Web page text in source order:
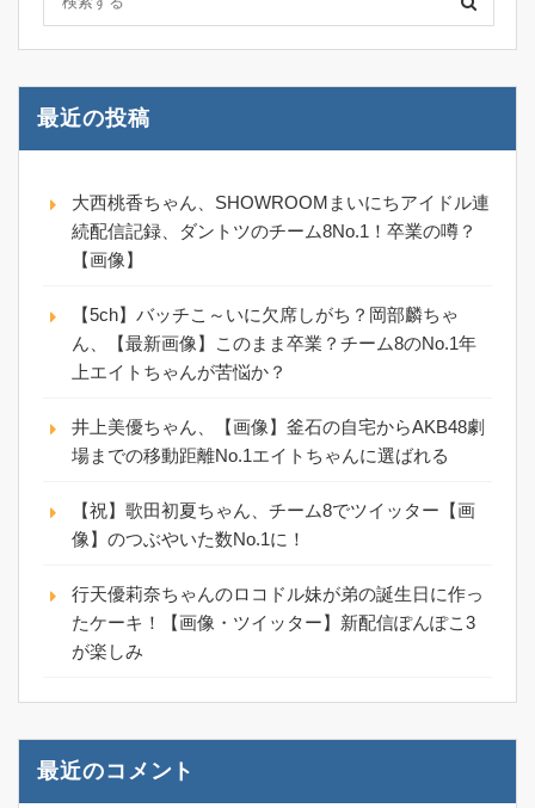
最近の投稿
大西桃香ちゃん、SHOWROOMまいにちアイドル連
続配信記録、ダントツのチーム8No.1！卒業の噂？
【画像】
【5ch】バッチこ～いに欠席しがち？岡部麟ちゃ
ん、【最新画像】このまま卒業？チーム8のNo.1年
上エイトちゃんが苦悩か？
井上美優ちゃん、【画像】釜石の自宅からAKB48劇
場までの移動距離No.1エイトちゃんに選ばれる
【祝】歌田初夏ちゃん、チーム8でツイッター【画
像】のつぶやいた数No.1に！
行天優莉奈ちゃんのロコドル妹が弟の誕生日に作っ
たケーキ！【画像・ツイッター】新配信ぽんぽこ3
が楽しみ
最近のコメント